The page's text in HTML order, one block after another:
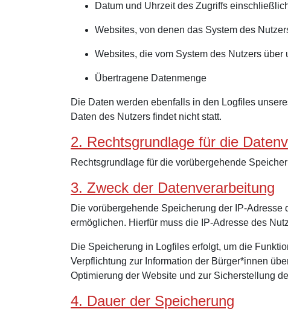
Datum und Uhrzeit des Zugriffs
Websites, von denen das System des
Websites, die vom System des Nutzers
Übertragene Datenmenge
Die Daten werden ebenfalls in den Logfiles
Daten des Nutzers findet nicht statt.
2. Rechtsgrundlage für die
Rechtsgrundlage für die vorübergehende
3. Zweck der Datenverarbeitung
Die vorübergehende Speicherung der IP-
ermöglichen. Hierfür muss die IP-Adresse des
Die Speicherung in Logfiles erfolgt, um die
Verpflichtung zur Information der Bürger*innen
Optimierung der Website und zur Sicherstellung
4. Dauer der Speicherung